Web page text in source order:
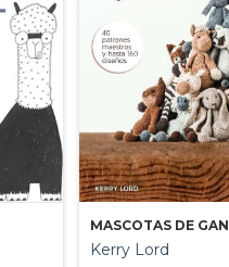
MASCOTAS DE
Kerry Lord